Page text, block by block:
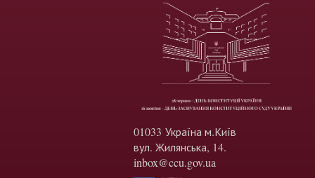
01033 Україна м.Київ
вул. Жилянська, 14.
inbox@ccu.gov.ua